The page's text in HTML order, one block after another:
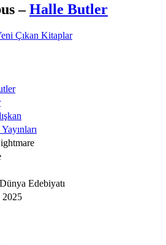
–Halle Butler
Çıkan Kitaplar
Edebiyatı
2025